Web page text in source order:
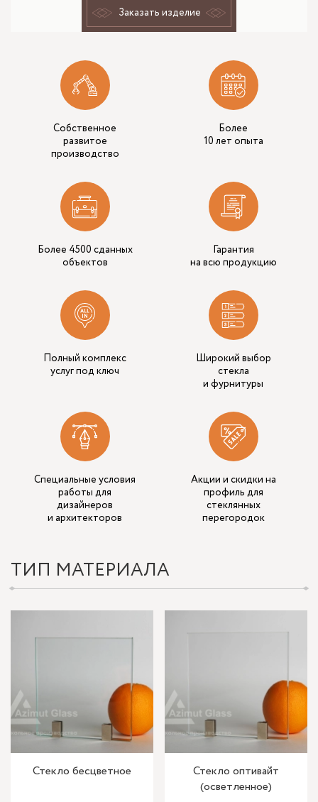
Заказать изделие
Собственное
развитое
производство
Более
10 лет опыта
Более 4500 сданных
объектов
Гарантия
на всю продукцию
Полный комплекс
услуг под ключ
Широкий выбор
стекла
и фурнитуры
Специальные условия
работы для
дизайнеров
и архитекторов
Акции и скидки на
профиль для
стеклянных
перегородок
ТИП МАТЕРИАЛА
Стекло бесцветное
Стекло оптивайт
(осветленное)